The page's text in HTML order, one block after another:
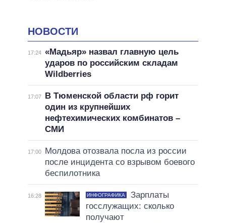
НОВОСТИ
17:24 «Мадьяр» назвал главную цель
ударов по российским складам
Wildberries
17:07
В Тюменской области рф горит
один из крупнейших
нефтехимических комбинатов –
СМИ
17:00
Молдова отозвала посла из россии
после инцидента со взрывом боевого
беспилотника
16:28 ИНФОГРАФИКА
Зарплаты
госслужащих: сколько
получают